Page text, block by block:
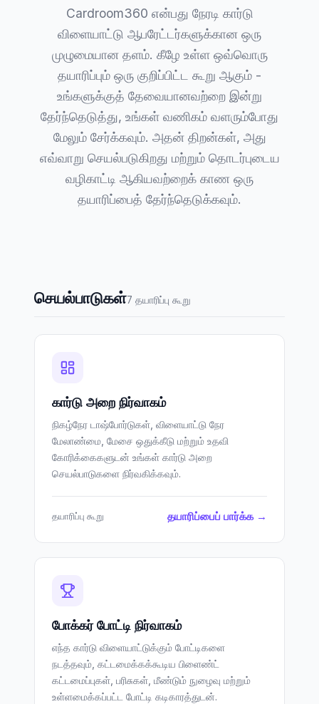
Cardroom360 என்பது நேரடி கார்டு
விளையாட்டு ஆபரேட்டர்களுக்கான ஒரு
முழுமையான தளம். கீழே உள்ள ஒவ்வொரு
தயாரிப்பும் ஒரு குறிப்பிட்ட கூறு ஆகும் -
உங்களுக்குத் தேவையானவற்றை இன்று
தேர்ந்தெடுத்து, உங்கள் வணிகம் வளரும்போது
மேலும் சேர்க்கவும். அதன் திறன்கள், அது
எவ்வாறு செயல்படுகிறது மற்றும் தொடர்புடைய
வழிகாட்டி ஆகியவற்றைக் காண ஒரு
தயாரிப்பைத் தேர்ந்தெடுக்கவும்.
செயல்பாடுகள்7 தயாரிப்பு கூறு
கார்டு அறை நிர்வாகம்
நிகழ்நேர டாஷ்போர்டுகள், விளையாட்டு நேர
மேலாண்மை, மேசை ஒதுக்கீடு மற்றும் உதவி
கோரிக்கைகளுடன் உங்கள் கார்டு அறை
செயல்பாடுகளை நிர்வகிக்கவும்.
தயாரிப்பு கூறு தயாரிப்பைப் பார்க்க →
போக்கர் போட்டி நிர்வாகம்
எந்த கார்டு விளையாட்டுக்கும் போட்டிகளை
நடத்தவும், கட்டமைக்கக்கூடிய பிளைண்ட்
கட்டமைப்புகள், பரிசுகள், மீண்டும் நுழைவு மற்றும்
உள்ளமைக்கப்பட்ட போட்டி கடிகாரத்துடன்.